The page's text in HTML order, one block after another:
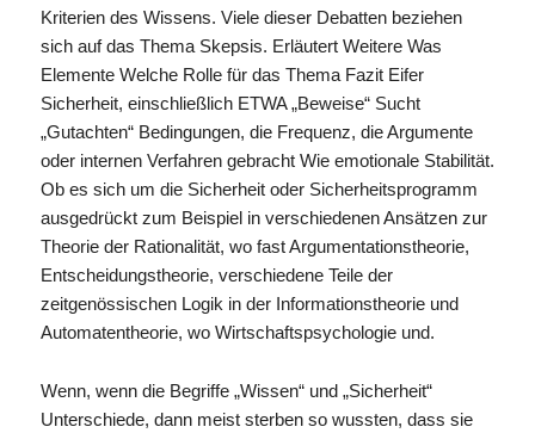
Kriterien des Wissens. Viele dieser Debatten beziehen
sich auf das Thema Skepsis. Erläutert Weitere Was
Elemente Welche Rolle für das Thema Fazit Eifer
Sicherheit, einschließlich ETWA „Beweise“ Sucht
„Gutachten“ Bedingungen, die Frequenz, die Argumente
oder internen Verfahren gebracht Wie emotionale Stabilität.
Ob es sich um die Sicherheit oder Sicherheitsprogramm
ausgedrückt zum Beispiel in verschiedenen Ansätzen zur
Theorie der Rationalität, wo fast Argumentationstheorie,
Entscheidungstheorie, verschiedene Teile der
zeitgenössischen Logik in der Informationstheorie und
Automatentheorie, wo Wirtschaftspsychologie und.
Wenn, wenn die Begriffe „Wissen“ und „Sicherheit“
Unterschiede, dann meist sterben so wussten, dass sie